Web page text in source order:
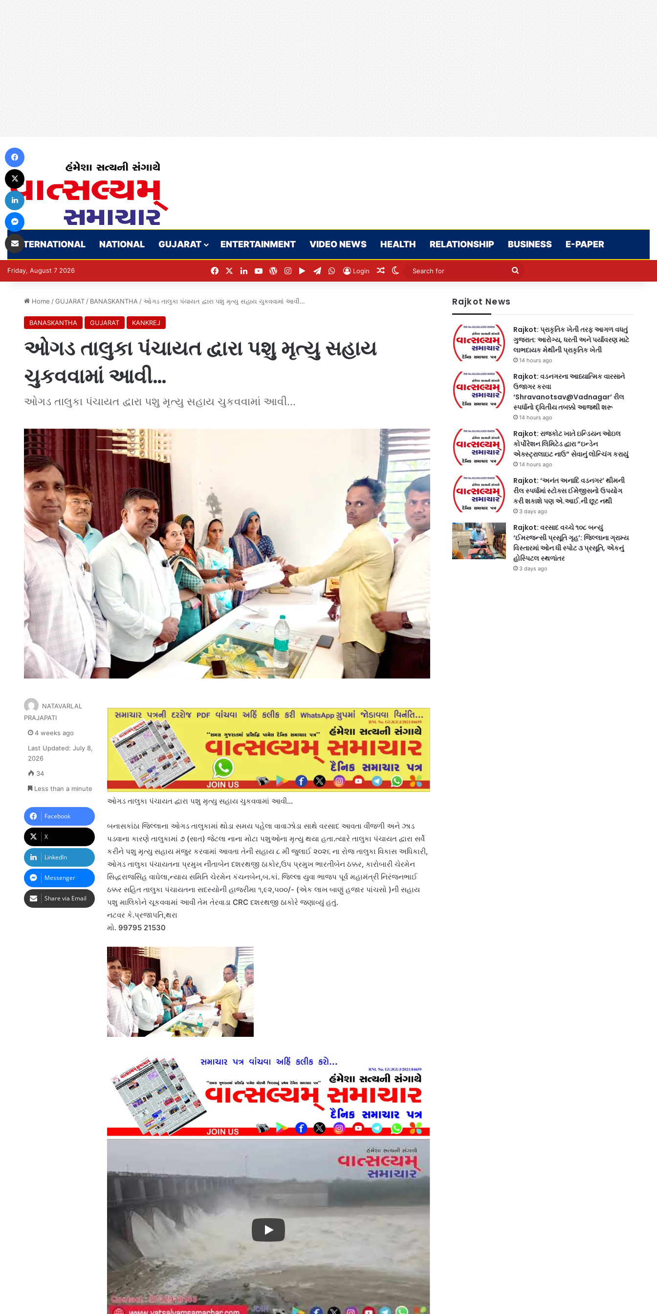
INTERNATIONAL NATIONAL GUJARAT ENTERTAINMENT VIDEO NEWS HEALTH RELATIONSHIP BUSINESS E-PAPER
Friday, August 7 2026 FacebookLinkedInYouTubeWordPress
Instagram
Google Play
Telegram
WhatsApp
Login Random Article
Switch skin
Search
Home / GUJARAT / BANASKANTHA / ઓગડ તાલુકા પંચાયત દ્વારા પશુ મૃત્યુ સહાય ચુકવવામાં આવી…
BANASKANTHA GUJARAT KANKREJ
ઓગડ તાલુકા પંચાયત દ્વારા પશુ મૃત્યુ સહાય
ચુકવવામાં આવી…
ઓગડ તાલુકા પંચાયત દ્વારા પશુ મૃત્યુ સહાય ચુકવવામાં આવી...
ઓગડ તાલુકા પંચાયત દ્વારા પશુ મૃત્યુ સહાય ચુકવવામાં આવી…
બનાસકાંઠા જિલ્લાના ઓગડ તાલુકામાં થોડા સમય પહેલા વાવાઝોડા સાથે વરસાદ આવતા વીજળી અને ઝાડ
પડવાના કારણે તાલુકામાં ૭ (સાત) જેટલા નાના મોટા પશુઓના મૃત્યુ થયા હતા.ત્યારે તાલુકા પંચાયત દ્વારા સર્વે
કરીને પશુ મૃત્યુ સહાય મંજુર કરવામાં આવતા તેની સહાય ૮ મી જુલાઈ ૨૦૨૬ ના રોજ તાલુકા વિકાસ અધિકારી,
ઓગડ તાલુકા પંચાયતના પ્રમુખ નીતાબેન દશરથજી ઠાકોર,ઉપ પ્રમુખ ભારતીબેન ઠક્કર, કારોબારી ચેરમેન
સિદ્ધરાજસિંહ વાઘેલા,ન્યાય સમિતિ ચેરમેન કંચનબેન,બ.કાં. જિલ્લા યુવા ભાજપ પૂર્વ મહામંત્રી નિરંજનભાઈ
ઠક્કર સહિત તાલુકા પંચાયતના સદસ્યોની હાજરીમા ૧,૯૨,૫૦૦/- (એક લાખ બાણું હજાર પાંચસો )ની સહાય
પશુ માલિકોને ચૂકવવામાં આવી તેમ તેરવાડા CRC દશરથજી ઠાકોરે જણાવ્યું હતું.
નટવર કે.પ્રજાપતિ,થરા
મો. 99795 21530
NATAVARLAL
PRAJAPATI
4 weeks ago
Last Updated: July 8,
2026
34
Less than a minute
Facebook
X
LinkedIn
Messenger
Share via Email
Rajkot News
Rajkot: પ્રાકૃતિક ખેતી તરફ આગળ વધતું
ગુજરાત: આરોગ્ય, ધરતી અને પર્યાવરણ માટે
લાભદાયક મેથીની પ્રાકૃતિક ખેતી
14 hours ago
Rajkot: વડનગરના આધ્યાત્મિક વારસાને
ઉજાગર કરવા
‘Shravanotsav@Vadnagar’ રીલ
સ્પર્ધાનો દ્વિતીય તબક્કો આજથી શરૂ
14 hours ago
Rajkot: રાજકોટ ખાતે ઇન્ડિયન ઓઇલ
કોર્પોરેશન લિમિટેડ દ્વારા “ઇન્ડેન
એક્સ્ટ્રાલાઇટ નાઉ” સેવાનું લોન્ચિંગ કરાયું
14 hours ago
Rajkot: ‘અનંત અનાદિ વડનગર’ થીમની
રીલ સ્પર્ધામાં સ્ટોક્સ ઈમેજીસનો ઉપયોગ
કરી શકાશે પણ એ.આઈ.ની છૂટ નથી
3 days ago
Rajkot: વરસાદ વચ્ચે ૧૦૮ બન્યું
‘ઈમરજન્સી પ્રસૂતિ ગૃહ’: જિલ્લાના ગ્રામ્ય
વિસ્તારમાં ઓન ધી સ્પોટ ૩ પ્રસૂતિ, એકનું
હોસ્પિટલ સ્થળાંતર
3 days ago
LinkedIn